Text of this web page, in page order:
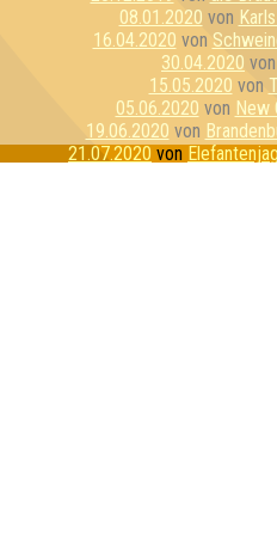
08.01.2020 von
16.04.2020 von
30.04.2020 von
15.05.2020 von
05.06.2020 von New
19.06.2020 von
21.07.2020 von